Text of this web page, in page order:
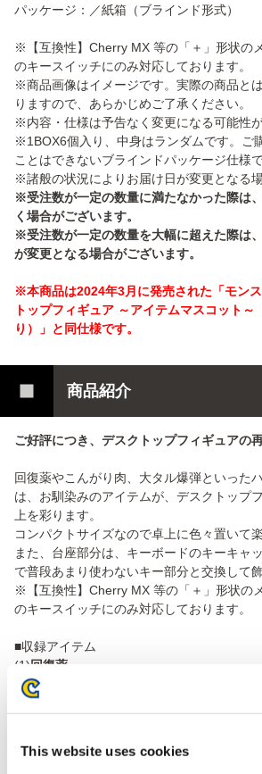
This website uses cookies
パッケージ：／紙箱（ブラインド形式）
※【互換性】Cherry MX 等の「＋」形状の
のキースイッチにのみ対応しております。
※商品画像はイメージです。実際の商品と
りますので、あらかじめご了承ください。
※内容・仕様は予告なく変更になる可能性が
※1BOX6個入り、中身はランダムです。ご
ことはできないブラインドパッケージ仕様で
※諸般の状況によりお届け日が変更となる
※受注数が一定の数量に満たなかった際は
く場合がございます。
※受注数が一定の数量を大幅に超えた際は
が変更となる場合がございます。
※本商品は2024年3月に発売された「モン
トップフィギュア ～アイテムマスコット
り）」と同仕様です。
商品紹介
ご好評につき、デスクトップフィギュアの
回復薬やこんがり肉、大タル爆弾といった
は、お馴染みのアイテムが、デスクトップ
上を彩ります。
コンパクトサイズなので卓上に色々置いて楽
また、台座部分は、キーボードのキーキャ
で普段あまり使わないキー部分と交換して
※【互換性】Cherry MX 等の「＋」形状の
のキースイッチにのみ対応しております。
■収録アイテム
(1)回復薬
(2)鬼人薬
(3)強走薬
(6)シークレット：金がり肉